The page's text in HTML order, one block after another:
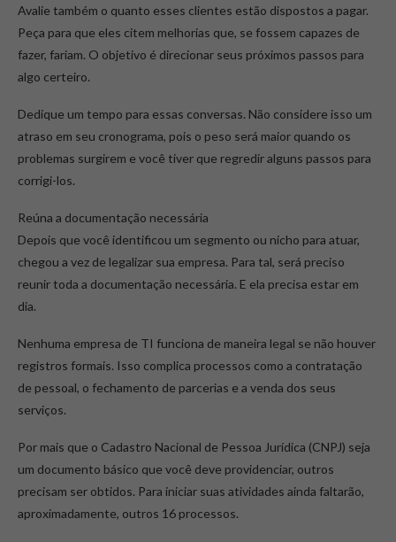
Avalie também o quanto esses clientes estão dispostos a pagar.
Peça para que eles citem melhorias que, se fossem capazes de
fazer, fariam. O objetivo é direcionar seus próximos passos para
algo certeiro.
Dedique um tempo para essas conversas. Não considere isso um
atraso em seu cronograma, pois o peso será maior quando os
problemas surgirem e você tiver que regredir alguns passos para
corrigi-los.
Reúna a documentação necessária
Depois que você identificou um segmento ou nicho para atuar,
chegou a vez de legalizar sua empresa. Para tal, será preciso
reunir toda a documentação necessária. E ela precisa estar em
dia.
Nenhuma empresa de TI funciona de maneira legal se não houver
registros formais. Isso complica processos como a contratação
de pessoal, o fechamento de parcerias e a venda dos seus
serviços.
Por mais que o Cadastro Nacional de Pessoa Jurídica (CNPJ) seja
um documento básico que você deve providenciar, outros
precisam ser obtidos. Para iniciar suas atividades ainda faltarão,
aproximadamente, outros 16 processos.